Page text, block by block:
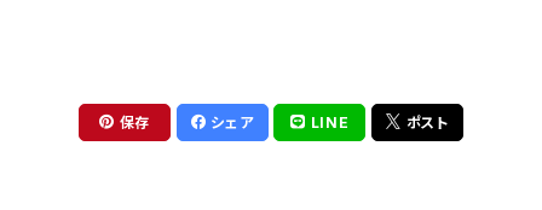
保存 シェア LINE ポスト